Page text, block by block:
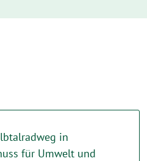
in
für Umwelt und